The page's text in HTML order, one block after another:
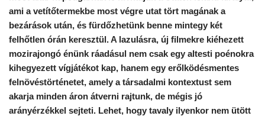
ami a vetítőtermekbe most végre utat tört magának a
bezárások után, és fürdőzhetünk benne mintegy két
felhőtlen órán keresztül. A lazulásra, új filmekre kiéhezett
mozirajongó énünk ráadásul nem csak egy altesti poénokra
kihegyezett vígjátékot kap, hanem egy erőlködésmentes
felnövéstörténetet, amely a társadalmi kontextust sem
akarja minden áron átverni rajtunk, de mégis jó
arányérzékkel sejteti. Lehet, hogy tavaly ilyenkor nem ütött